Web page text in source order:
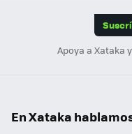
Apoya a Xataka
En Xataka